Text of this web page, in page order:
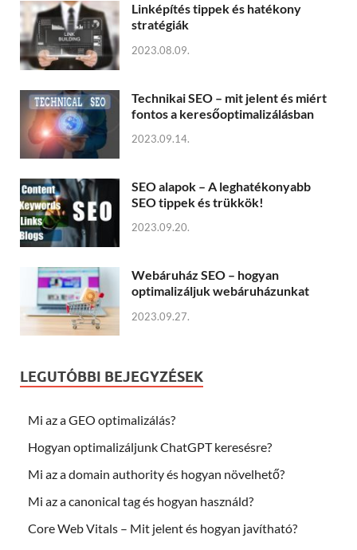
Linképítés tippek és hatékony
stratégiák
2023.08.09.
Technikai SEO – mit jelent és miért
fontos a keresőoptimalizálásban
2023.09.14.
SEO alapok – A leghatékonyabb
SEO tippek és trükkök!
2023.09.20.
Webáruház SEO – hogyan
optimalizáljuk webáruházunkat
2023.09.27.
LEGUTÓBBI BEJEGYZÉSEK
Mi az a GEO optimalizálás?
Hogyan optimalizáljunk ChatGPT keresésre?
Mi az a domain authority és hogyan növelhető?
Mi az a canonical tag és hogyan használd?
Core Web Vitals – Mit jelent és hogyan javítható?